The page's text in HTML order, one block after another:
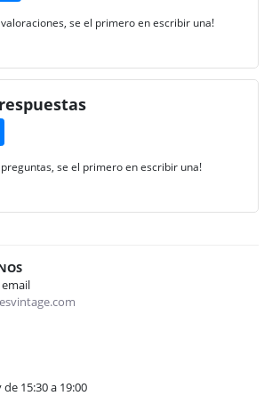
se el primero en escribir una!
se el primero en escribir una!
de 15:30 a 19:00